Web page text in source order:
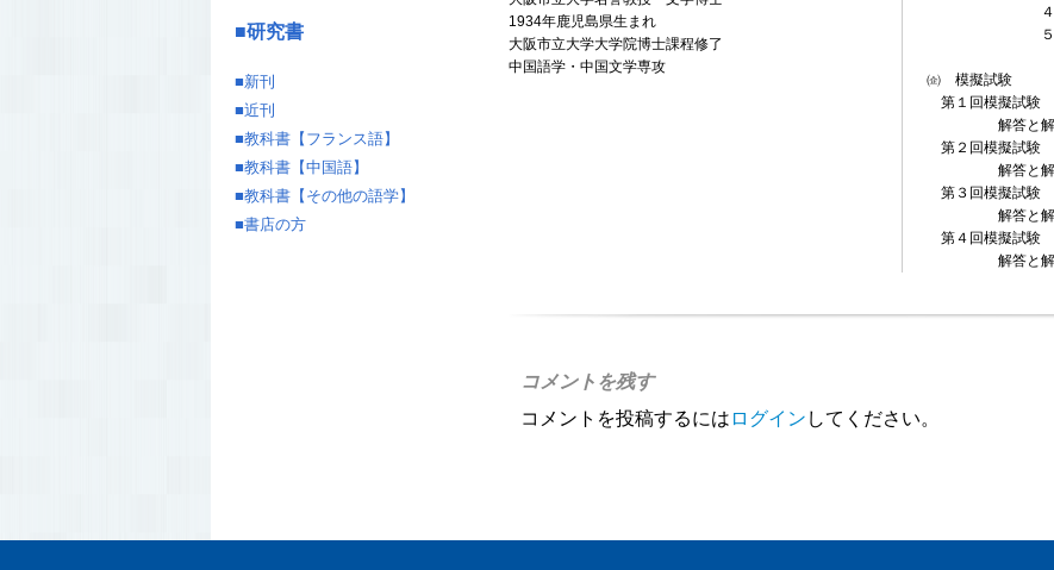
1934年鹿児島県生まれ
大阪市立大学大学院博士課程修了
中国語学・中国文学専攻
４ 空欄補
５ 簡体字
㈽ 模擬試験
第１回模擬試験
解答と解
第２回模擬試験
解答と解
第３回模擬試
解答と解
第４回模擬試験
解答と解
コメントを残す
コメントを投稿するには ログイン してください。
■研究書
■新刊
■近刊
■教科書【フランス語】
■教科書【中国語】
■教科書【その他の語学】
■書店の方